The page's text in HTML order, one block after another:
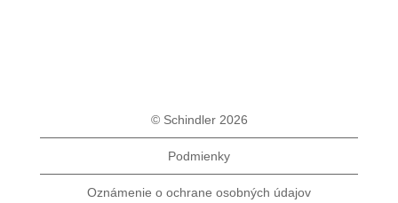
© Schindler 2026
Podmienky
Oznámenie o ochrane osobných údajov